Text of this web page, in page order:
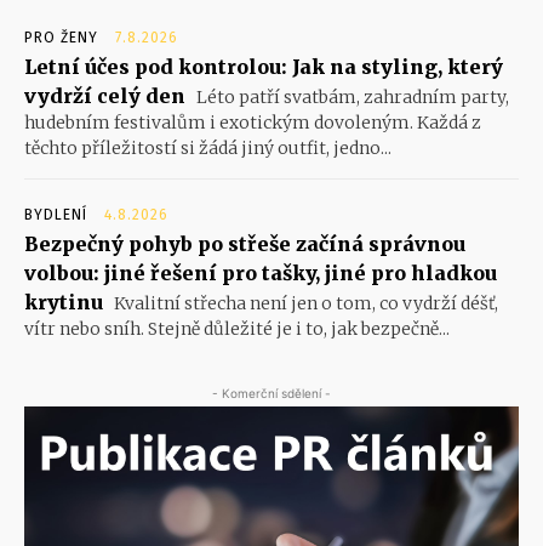
PRO ŽENY 7.8.2026
Letní účes pod kontrolou: Jak na styling, který
vydrží celý den Léto patří svatbám, zahradním party,
hudebním festivalům i exotickým dovoleným. Každá z
těchto příležitostí si žádá jiný outfit, jedno...
BYDLENÍ 4.8.2026
Bezpečný pohyb po střeše začíná správnou
volbou: jiné řešení pro tašky, jiné pro hladkou
krytinu Kvalitní střecha není jen o tom, co vydrží déšť,
vítr nebo sníh. Stejně důležité je i to, jak bezpečně...
- Komerční sdělení -